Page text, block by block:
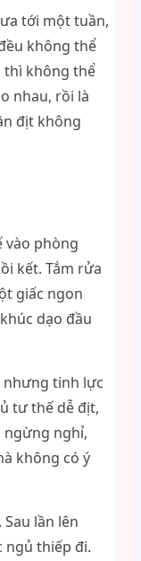
tới một tuần,
không thể
thì không thể
nhau, rồi là
địt không
vào phòng
kết. Tắm rửa
giấc ngon
dạo đầu
nhưng tinh lực
tư thế dễ địt,
ngừng nghỉ,
không có ý
lần lên
ngủ thiếp đi.